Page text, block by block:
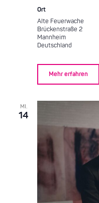
Ort
Alte Feuerwache
Brückenstraße 2
Mannheim
Deutschland
Mehr erfahren
MI.
14